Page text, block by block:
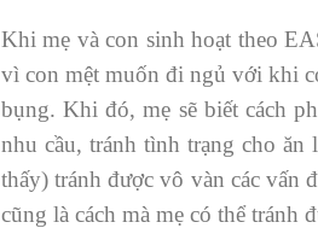
Khi mẹ và con sinh hoạt theo
vì con mệt muốn đi ngủ với khi
bụng. Khi đó, mẹ sẽ biết cách
nhu cầu, tránh tình trạng cho ăn
thấy) tránh được vô vàn các vấn
cũng là cách mà mẹ có thể tránh